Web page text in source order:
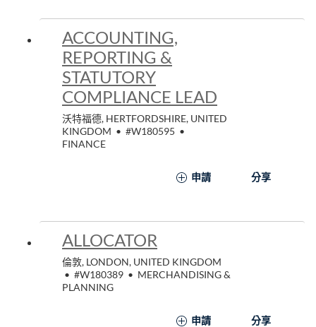
ACCOUNTING,
REPORTING &
STATUTORY
COMPLIANCE LEAD
沃特福德, HERTFORDSHIRE, UNITED
KINGDOM • #W180595 •
FINANCE
申請 分享
ALLOCATOR
倫敦, LONDON, UNITED KINGDOM
• #W180389 • MERCHANDISING &
PLANNING
申請 分享